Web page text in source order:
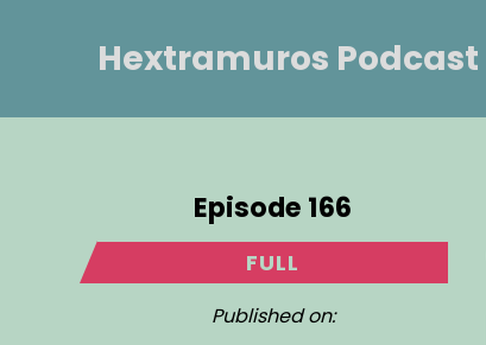
Hextramuros Podcast
Episode 166
FULL
Published on: